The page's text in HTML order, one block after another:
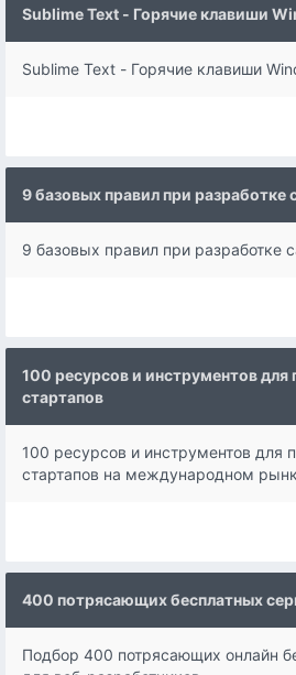
Sublime Text - Горячие клавиши
Sublime Text - Горячие клавиши
9 базовых правил при разработке
9 базовых правил при разработке
100 ресурсов и инструментов
стартапов
100 ресурсов и инструментов для
стартапов на международном
400 потрясающих бесплатных
Подбор 400 потрясающих онлайн